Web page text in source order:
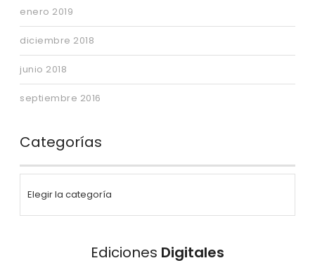
enero 2019
diciembre 2018
junio 2018
septiembre 2016
Categorías
Ediciones Digitales